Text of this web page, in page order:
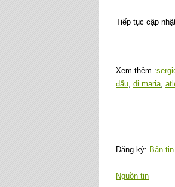
Tiếp tục cập
Xem thêm :
đấu, di maria,
Đăng ký: Bản
Nguồn tin